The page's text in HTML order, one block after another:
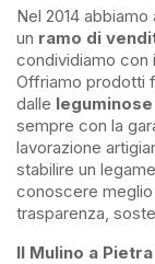
Nel 2014
un ramo di
condividiamo con
Offriamo prodotti
dalle leguminose
sempre con la
lavorazione
stabilire un
conoscere
trasparenza,
Il Mulino a